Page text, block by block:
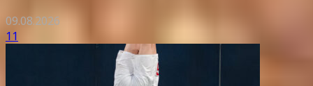
09.08.2026
11